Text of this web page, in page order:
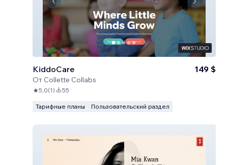
KiddoCare
От Collette Collabs
149 $
5,0(1) 55
Тарифные планы Пользовательский раздел